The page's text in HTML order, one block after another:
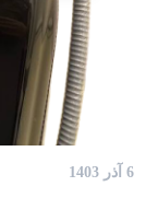
6 آذر 1403